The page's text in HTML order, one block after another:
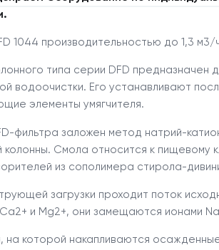
1044 производительностью до 1,3
типа серии DFD
водоочистки. Его устанавливают
элементы умягчителя.
фильтра заложен метод натрий-
Смола относится к пищевому
из сополимера стирола-
загрузки проходит поток
и Mg2+, они замещаются ионами
на которой накапливаются